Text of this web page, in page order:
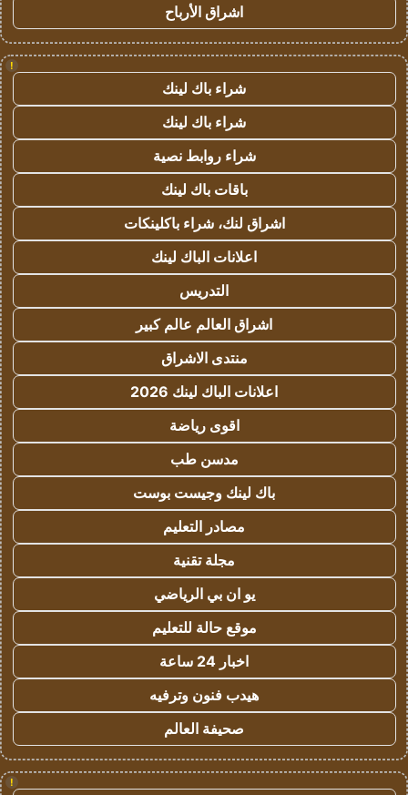
اشراق الأرباح
!
شراء باك لينك
شراء باك لينك
شراء روابط نصية
باقات باك لينك
اشراق لنك، شراء باكلينكات
اعلانات الباك لينك
التدريس
اشراق العالم عالم كبير
منتدى الاشراق
اعلانات الباك لينك 2026
اقوى رياضة
مدسن طب
باك لينك وجيست بوست
مصادر التعليم
مجلة تقنية
يو ان بي الرياضي
موقع حالة للتعليم
اخبار 24 ساعة
هيدب فنون وترفيه
صحيفة العالم
!